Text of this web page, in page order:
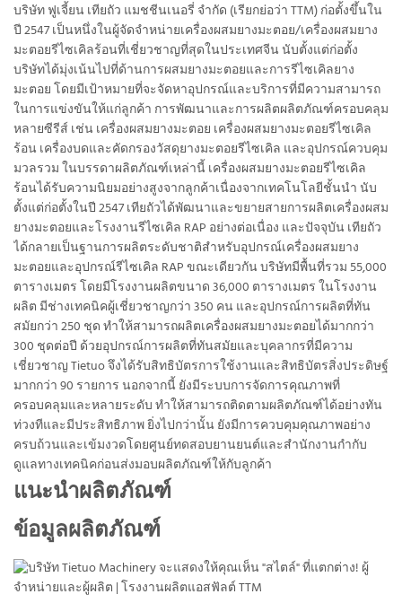
บริษัท ฟูเจี้ยน เทียถัว แมชชีนเนอรี่ จำกัด (เรียกย่อว่า TTM) ก่อตั้งขึ้นใน
ปี 2547 เป็นหนึ่งในผู้จัดจำหน่ายเครื่องผสมยางมะตอย/เครื่องผสมยาง
มะตอยรีไซเคิลร้อนที่เชี่ยวชาญที่สุดในประเทศจีน นับตั้งแต่ก่อตั้ง
บริษัทได้มุ่งเน้นไปที่ด้านการผสมยางมะตอยและการรีไซเคิลยาง
มะตอย โดยมีเป้าหมายที่จะจัดหาอุปกรณ์และบริการที่มีความสามารถ
ในการแข่งขันให้แก่ลูกค้า การพัฒนาและการผลิตผลิตภัณฑ์ครอบคลุม
หลายซีรีส์ เช่น เครื่องผสมยางมะตอย เครื่องผสมยางมะตอยรีไซเคิล
ร้อน เครื่องบดและคัดกรองวัสดุยางมะตอยรีไซเคิล และอุปกรณ์ควบคุม
มวลรวม ในบรรดาผลิตภัณฑ์เหล่านี้ เครื่องผสมยางมะตอยรีไซเคิล
ร้อนได้รับความนิยมอย่างสูงจากลูกค้าเนื่องจากเทคโนโลยีชั้นนำ นับ
ตั้งแต่ก่อตั้งในปี 2547 เทียถัวได้พัฒนาและขยายสายการผลิตเครื่องผสม
ยางมะตอยและโรงงานรีไซเคิล RAP อย่างต่อเนื่อง และปัจจุบัน เทียถัว
ได้กลายเป็นฐานการผลิตระดับชาติสำหรับอุปกรณ์เครื่องผสมยาง
มะตอยและอุปกรณ์รีไซเคิล RAP ขณะเดียวกัน บริษัทมีพื้นที่รวม 55,000
ตารางเมตร โดยมีโรงงานผลิตขนาด 36,000 ตารางเมตร ในโรงงาน
ผลิต มีช่างเทคนิคผู้เชี่ยวชาญกว่า 350 คน และอุปกรณ์การผลิตที่ทัน
สมัยกว่า 250 ชุด ทำให้สามารถผลิตเครื่องผสมยางมะตอยได้มากกว่า
300 ชุดต่อปี ด้วยอุปกรณ์การผลิตที่ทันสมัยและบุคลากรที่มีความ
เชี่ยวชาญ Tietuo จึงได้รับสิทธิบัตรการใช้งานและสิทธิบัตรสิ่งประดิษฐ์
มากกว่า 90 รายการ นอกจากนี้ ยังมีระบบการจัดการคุณภาพที่
ครอบคลุมและหลายระดับ ทำให้สามารถติดตามผลิตภัณฑ์ได้อย่างทัน
ท่วงทีและมีประสิทธิภาพ ยิ่งไปกว่านั้น ยังมีการควบคุมคุณภาพอย่าง
ครบถ้วนและเข้มงวดโดยศูนย์ทดสอบยานยนต์และสำนักงานกำกับ
ดูแลทางเทคนิคก่อนส่งมอบผลิตภัณฑ์ให้กับลูกค้า
แนะนำผลิตภัณฑ์
ข้อมูลผลิตภัณฑ์